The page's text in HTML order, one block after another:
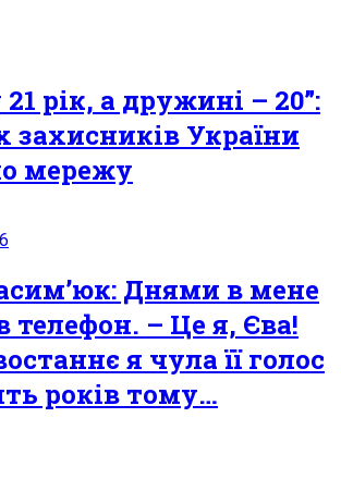
рік, а дружині – 20”:
захисників України
мережу
Днями в мене
телефон. – Це я, Єва!
я чула її голос
років тому…